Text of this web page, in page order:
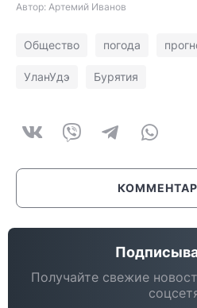
Автор: Артемий Иванов
Общество погода
УланУдэ Бурятия
Получайте свежие